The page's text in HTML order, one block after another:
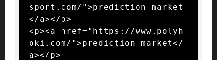
sport.com/">prediction market
</a></p>
<p><a href="https://www.polyh
oki.com/">prediction market</
a></p>